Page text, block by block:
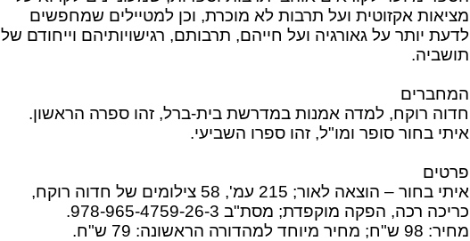
מציאות אקזוטית ועל תרבות לא מוכרת, וכן למטיילים שמחפשים
לדעת יותר על גאורגיה ועל חייהם, תרבותם, רגישויותיהם וייחודם של
תושביה.
המחברים
חדוה רוקח, למדה אמנות במדרשת בית-ברל, זהו ספרה הראשון.
איתי בחור סופר ומו"ל, זהו ספרו השביעי.
פרטים
איתי בחור – הוצאה לאור; 215 עמ', 58 צילומים של חדוה רוקח,
כריכה רכה, הפקה מוקפדת; מסת"ב 978-965-4759-26-3.
מחיר: 98 ש"ח; מחיר מיוחד למהדורה הראשונה: 79 ש"ח.